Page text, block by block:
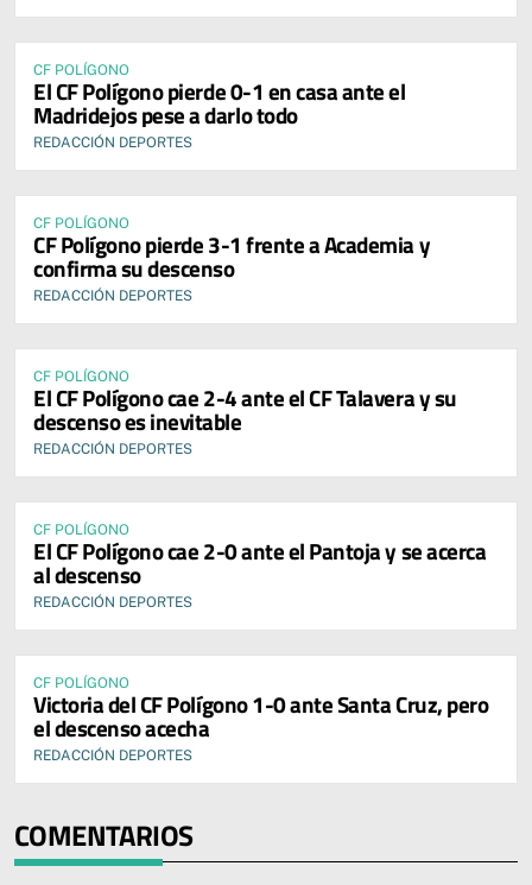
CF POLÍGONO
El CF Polígono pierde 0-1 en casa ante el
Madridejos pese a darlo todo
REDACCIÓN DEPORTES
CF POLÍGONO
CF Polígono pierde 3-1 frente a Academia y
confirma su descenso
REDACCIÓN DEPORTES
CF POLÍGONO
El CF Polígono cae 2-4 ante el CF Talavera y su
descenso es inevitable
REDACCIÓN DEPORTES
CF POLÍGONO
El CF Polígono cae 2-0 ante el Pantoja y se acerca
al descenso
REDACCIÓN DEPORTES
CF POLÍGONO
Victoria del CF Polígono 1-0 ante Santa Cruz, pero
el descenso acecha
REDACCIÓN DEPORTES
COMENTARIOS